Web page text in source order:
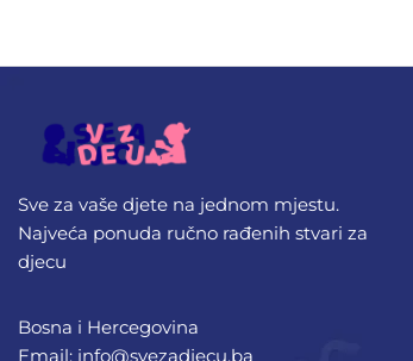
Sve za vaše djete na jednom mjestu.
Najveća ponuda ručno rađenih stvari za
djecu
Bosna i Hercegovina
Email: info@svezadjecu.ba